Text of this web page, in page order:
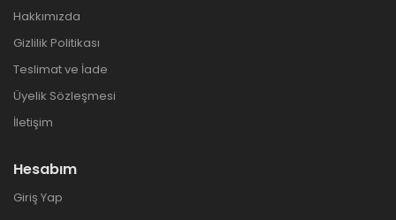
Hakkımızda
Gizlilik Politikası
Teslimat ve İade
Üyelik Sözleşmesi
İletişim
Hesabım
Giriş Yap